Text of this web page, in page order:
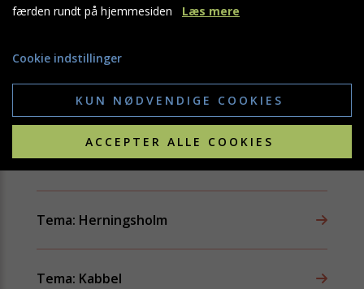
Tema: Gersdorffslund
Tema: Hald
Tema: Herningsholm
Tema: Kabbel
færden rundt på hjemmesiden Læs mere
Cookie indstillinger
KUN NØDVENDIGE COOKIES
ACCEPTER ALLE COOKIES